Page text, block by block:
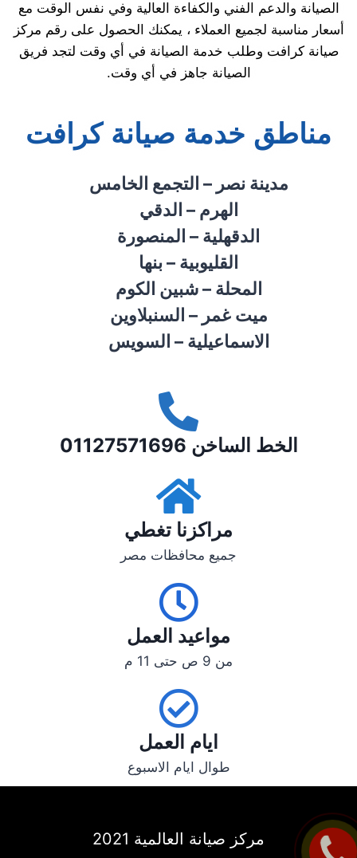
الصيانة والدعم الفني والكفاءة العالية وفي نفس الوقت مع
أسعار مناسبة لجميع العملاء ، يمكنك الحصول على رقم مركز
صيانة كرافت وطلب خدمة الصيانة في أي وقت لتجد فريق
الصيانة جاهز في أي وقت.
مناطق خدمة صيانة كرافت
مدينة نصر – التجمع الخامس
الهرم – الدقي
الدقهلية – المنصورة
القليوبية – بنها
المحلة – شبين الكوم
ميت غمر – السنبلاوين
الاسماعيلية – السويس
الخط الساخن 01127571696
مراكزنا تغطي​
جميع محافظات مصر
مواعيد العمل
من 9 ص حتى 11 م
ايام العمل
طوال ايام الاسبوع
مركز صيانة العالمية 2021